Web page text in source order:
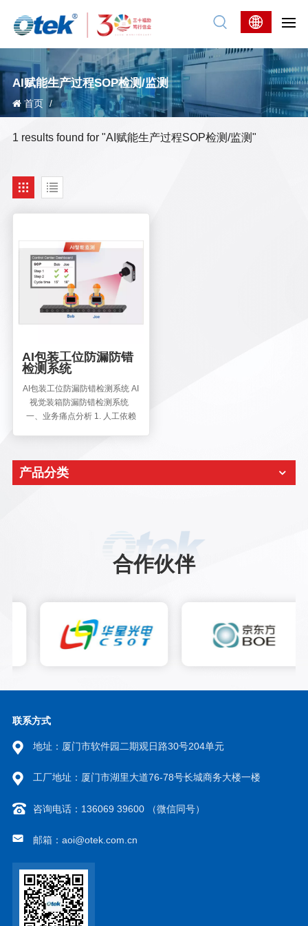
AI赋能生产过程SOP检测/监测
首页 /
1 results found for "AI赋能生产过程SOP检测/监测"
AI包装工位防漏防错
检测系统
AI包装工位防漏防错检测系统 AI
视觉装箱防漏防错检测系统
一、业务痛点分析 1. 人工依赖
难以保障。 2. 换型频繁挑战
某些行业日均换型3-5次，人工
溯，但传统方式缺乏过程数据记
录，难以精准锁定问题批次。
产品分类
合作伙伴
联系方式
地址：厦门市软件园二期观日路30号204单元
工厂地址：厦门市湖里大道76-78号长城商务大楼一楼
咨询电话：136069 39600 （微信同号）
邮箱：aoi@otek.com.cn